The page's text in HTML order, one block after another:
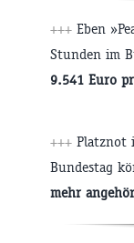
+++ Eben
Stunden im
9.541 Euro
+++ Platznot
Bundestag
mehr